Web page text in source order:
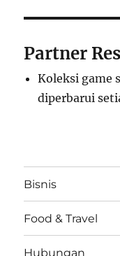
Partner
Koleksi game
diperbarui
Bisnis
Food & Travel
Hubungan